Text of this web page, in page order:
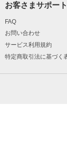
お客さまサポート
FAQ
お問い合わせ
サービス利用規約
特定商取引法に基づく